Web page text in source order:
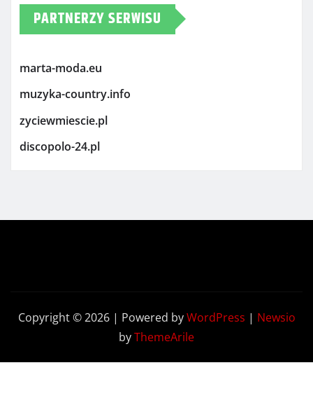
PARTNERZY SERWISU
marta-moda.eu
muzyka-country.info
zyciewmiescie.pl
discopolo-24.pl
Copyright © 2026 | Powered byWordPress | Newsio
byThemeArile